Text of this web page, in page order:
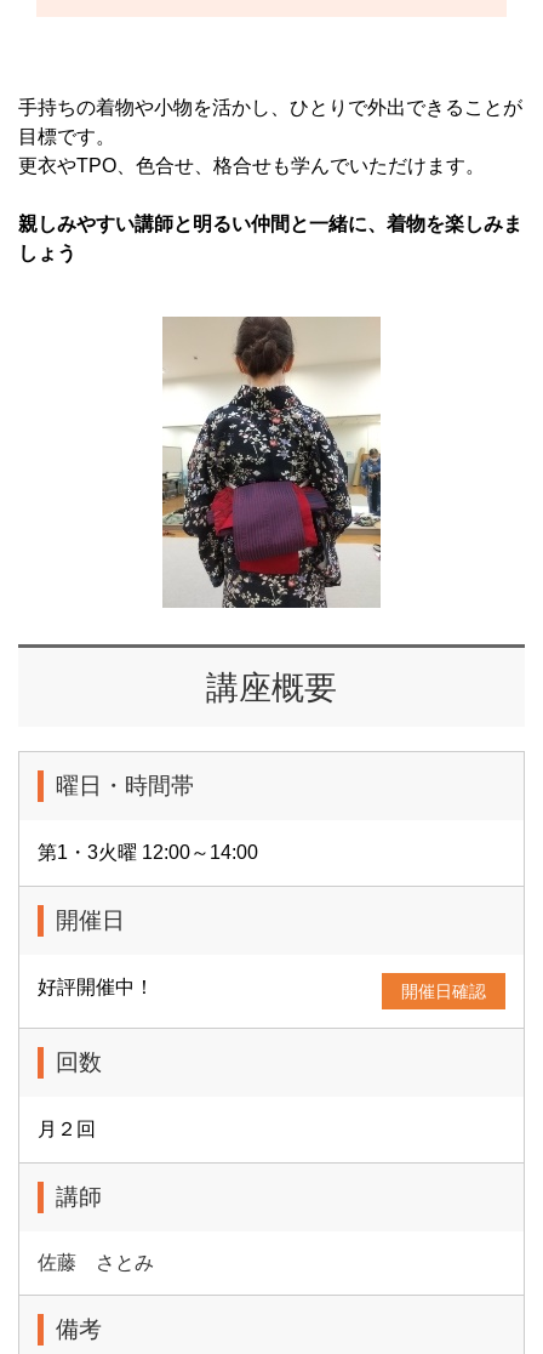
手持ちの着物や小物を活かし、ひとりで外出できることが
目標です。
更衣やTPO、色合せ、格合せも学んでいただけます。
親しみやすい講師と明るい仲間と一緒に、着物を楽しみま
しょう
講座概要
曜日・時間帯
第1・3火曜 12:00～14:00
開催日
好評開催中！ 開催日確認
回数
月２回
講師
佐藤 さとみ
備考